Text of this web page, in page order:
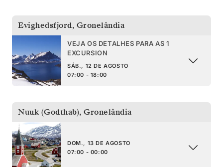
Evighedsfjord, Gronelândia
VEJA OS DETALHES PARA AS 1
EXCURSION
SÁB., 12 DE AGOSTO
07:00 - 18:00
Nuuk (Godthab), Gronelândia
DOM., 13 DE AGOSTO
07:00 - 00:00